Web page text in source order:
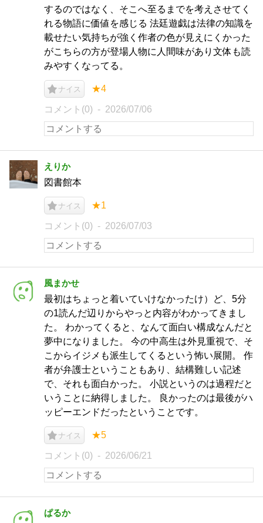
するのではなく、そこへ至るまでを考えさせてく
れる物語に価値を感じる 法廷遊戯は法律の知識を
載せたい気持ちが強く作者の色が見えにくかった
がこちらの方が登場人物に人間味があり文体も読
みやすくなってる。
ナイス ★4
コメント(0) 2026/07/06
えりか
図書館本
ナイス ★1
コメント(0) 2026/07/03
風まかせ
最初はちょっと着いていけなかったけ）ど、5分
の1読んだ辺りからやっと内容がわかってきまし
た。 わかってくると、なんて面白い構成なんだと
夢中になりました。 今の中高生は外見重視で、そ
こからイジメも派生してくるという怖い展開。 作
者が弁護士ということもあり、結構難しい記述
で、それも面白かった。 小説というのは過程だと
いうことに納得しました。 良かったのは最後がハ
ッピーエンドだったということです。
ナイス ★5
コメント(0) 2026/06/21
ぱるか